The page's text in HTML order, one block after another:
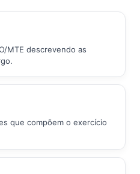
MTE descrevendo as
que compõem o exercício